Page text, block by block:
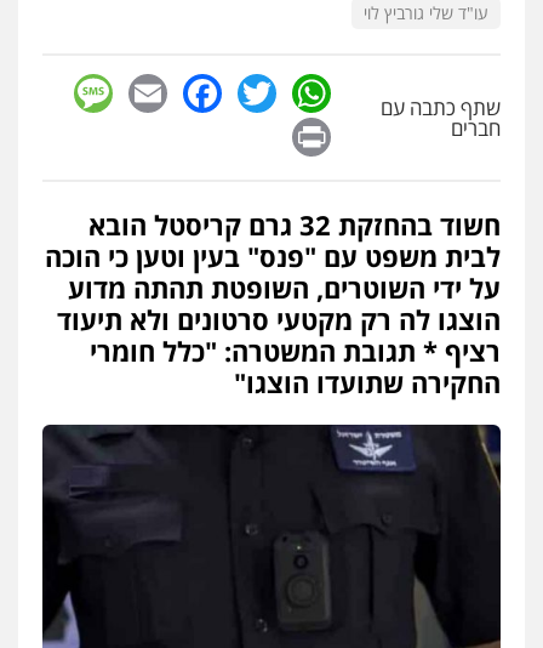
עו"ד דניאל דרוביצקי
משפחה
עו"ד משה פלמור
פלילי כלכלי צווארון לבן עורכי דין לענייני
אסירים
0549732303
עו"ד עמית רוזנצויג
0532700200
עו"ד אור בן שאנן
מעצרים וחקירות
עו"ד שלי גורביץ לוי
שתף כתבה עם
חברים
WhatsApp
Twitter
Facebook
Email
חשוד בהחזקת 32 גרם קריסטל הובא
לבית משפט עם "פנס" בעין וטען כי הוכה
על ידי השוטרים, השופטת תהתה מדוע
הוצגו לה רק מקטעי סרטונים ולא תיעוד
רציף * תגובת המשטרה: "כלל חומרי
החקירה שתועדו הוצגו"